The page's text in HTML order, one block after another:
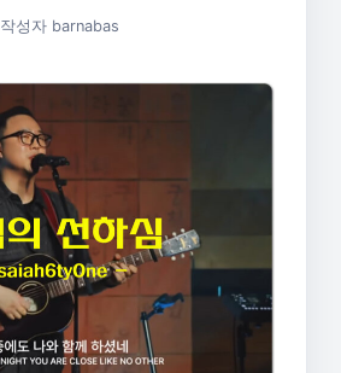
2025년 11월 17일
작성자 barnabas